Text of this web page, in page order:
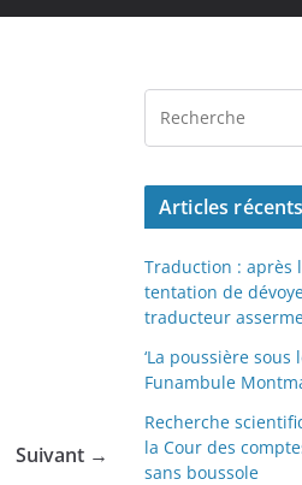
Suivant →
Articles récents
Traduction : après
tentation de
traducteur
‘La poussière
Funambule
Recherche
la Cour des
sans boussole